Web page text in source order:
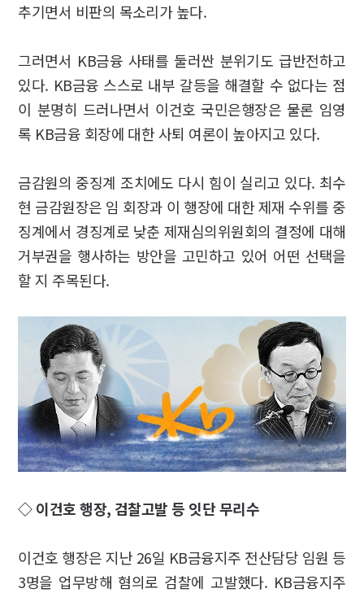
추기면서 비판의 목소리가 높다.
그러면서 KB금융 사태를 둘러싼 분위기도 급반전하고
있다. KB금융 스스로 내부 갈등을 해결할 수 없다는 점
이 분명히 드러나면서 이건호 국민은행장은 물론 임영
록 KB금융 회장에 대한 사퇴 여론이 높아지고 있다.
금감원의 중징계 조치에도 다시 힘이 실리고 있다. 최수
현 금감원장은 임 회장과 이 행장에 대한 제재 수위를 중
징계에서 경징계로 낮춘 제재심의위원회의 결정에 대해
거부권을 행사하는 방안을 고민하고 있어 어떤 선택을
할 지 주목된다.
◇ 이건호 행장, 검찰고발 등 잇단 무리수
이건호 행장은 지난 26일 KB금융지주 전산담당 임원 등
3명을 업무방해 혐의로 검찰에 고발했다. KB금융지주